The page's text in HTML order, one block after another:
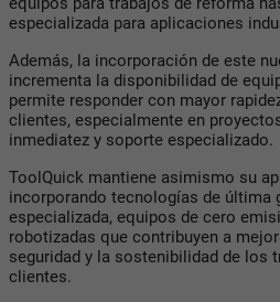
especializada para aplicaciones
Además, la incorporación de este
incrementa la disponibilidad de
permite responder con mayor
clientes, especialmente en
inmediatez y soporte especializado.
ToolQuick mantiene asimismo su
incorporando tecnologías de última
especializada, equipos de cero
robotizadas que contribuyen a
seguridad y la sostenibilidad de los
clientes.